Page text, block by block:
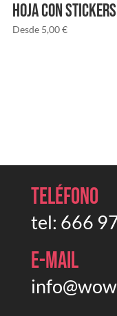
Hoja con stickers
Desde 5,00€
Teléfono
tel: 666
E-mail